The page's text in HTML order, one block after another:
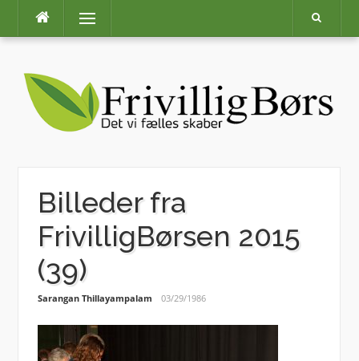
content
Menu
Billeder fra
FrivilligBørsen 2015
(39)
Sarangan Thillayampalam 03/29/1986